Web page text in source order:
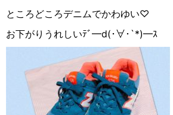
ところどころデニムでかわゆい♡
お下がりうれしいﾃﾞ━︎d(･∀︎･`*)━︎ｽ